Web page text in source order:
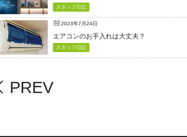
スタッフ日記
2023年7月24日
エアコンのお手入れは大丈夫？
スタッフ日記
PREV